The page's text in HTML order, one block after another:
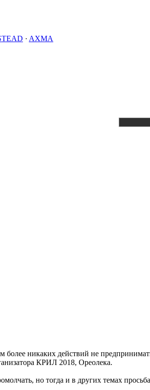
· AXMA
никаких действий не
КРИЛ 2018, Ореолека.
но тогда и в других темах